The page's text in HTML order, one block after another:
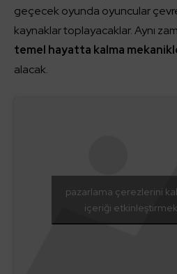
geçecek oyunda oyuncular
kaynaklar toplayacaklar. Aynı
temel hayatta kalma
alacak.
pazarlama çerezlerini
içeriği etkinleştirmek